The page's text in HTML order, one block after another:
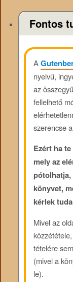
Fontos
A
nyelvű,
az
fellelhető
szerencse
Ezért ha
mely az
pótolhatja,
könyvet,
kérlek
Mivel az
tételére
(mivel a
le).